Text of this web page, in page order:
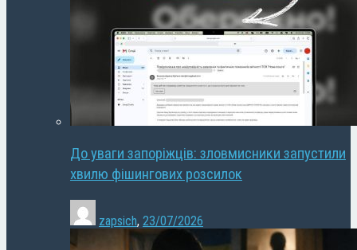
До уваги запоріжців: зловмисники запустили
хвилю фішингових розсилок
zapsich, 23/07/2026